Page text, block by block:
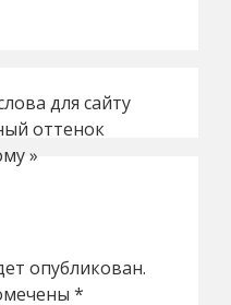
для сайту
оттенок
»
опубликован.
*